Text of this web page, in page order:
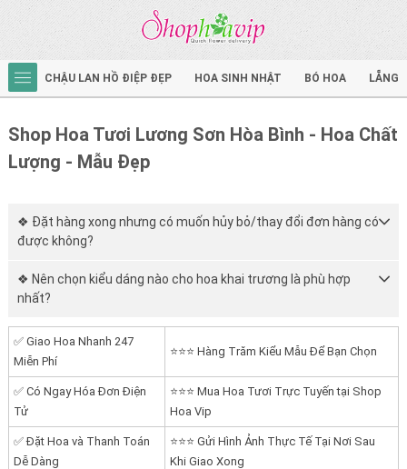
CHẬU LAN HỒ ĐIỆP ĐẸP HOA SINH NHẬT BÓ HOA LẴNG
Shop Hoa Tươi Lương Sơn Hòa Bình - Hoa Chất
Lượng - Mẫu Đẹp
❖ Đặt hàng xong nhưng có muốn hủy bỏ/thay đổi đơn hàng có
được không?
❖ Nên chọn kiểu dáng nào cho hoa khai trương là phù hợp
nhất?
✅ Giao Hoa Nhanh 247
Miễn Phí
⭐⭐⭐ Hàng Trăm Kiểu Mẫu Để Bạn Chọn
✅ Có Ngay Hóa Đơn Điện
Tử
⭐⭐⭐ Mua Hoa Tươi Trực Tuyến tại Shop
Hoa Vip
✅ Đặt Hoa và Thanh Toán
Dễ Dàng
⭐⭐⭐ Gửi Hình Ảnh Thực Tế Tại Nơi Sau
Khi Giao Xong